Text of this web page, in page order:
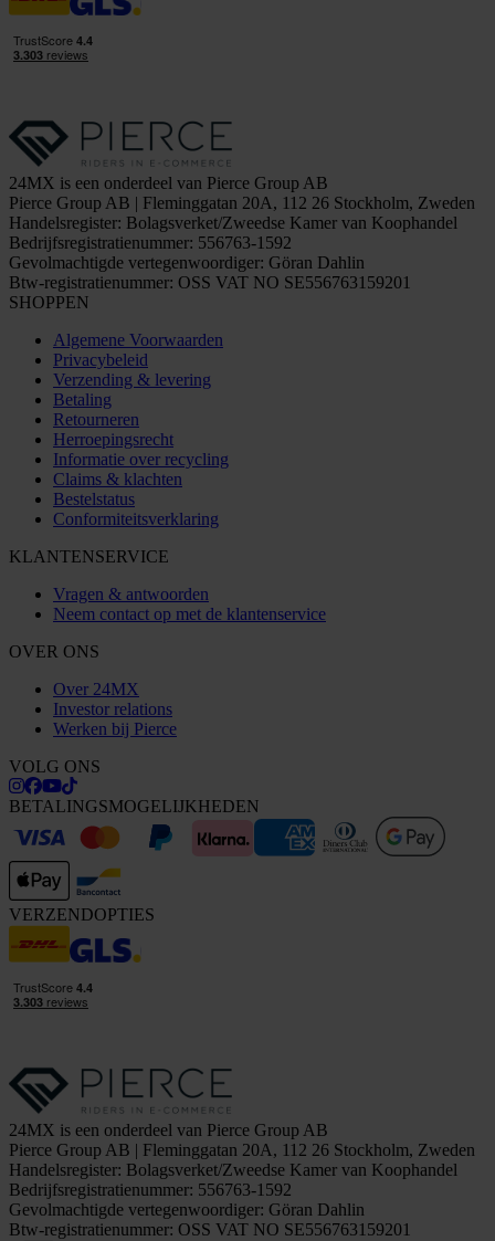
24MX is een onderdeel van Pierce Group AB
Pierce Group AB | Fleminggatan 20A, 112 26 Stockholm, Zweden
Handelsregister: Bolagsverket/Zweedse Kamer van Koophandel
Bedrijfsregistratienummer: 556763-1592
Gevolmachtigde vertegenwoordiger: Göran Dahlin
Btw-registratienummer: OSS VAT NO SE556763159201
SHOPPEN
Algemene Voorwaarden
Privacybeleid
Verzending & levering
Betaling
Retourneren
Herroepingsrecht
Informatie over recycling
Claims & klachten
Bestelstatus
Conformiteitsverklaring
KLANTENSERVICE
Vragen & antwoorden
Neem contact op met de klantenservice
OVER ONS
Over 24MX
Investor relations
Werken bij Pierce
VOLG ONS
BETALINGSMOGELIJKHEDEN
VERZENDOPTIES
24MX is een onderdeel van Pierce Group AB
Pierce Group AB | Fleminggatan 20A, 112 26 Stockholm, Zweden
Handelsregister: Bolagsverket/Zweedse Kamer van Koophandel
Bedrijfsregistratienummer: 556763-1592
Gevolmachtigde vertegenwoordiger: Göran Dahlin
Btw-registratienummer: OSS VAT NO SE556763159201